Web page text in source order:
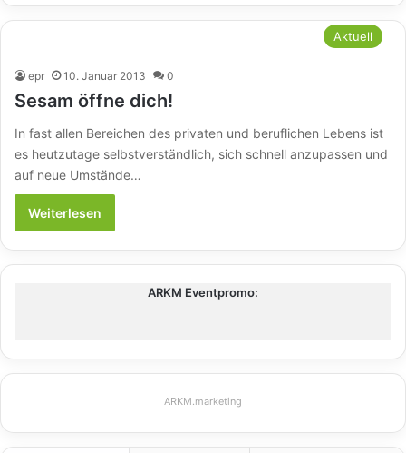
Aktuell
epr 10. Januar 2013 0
Sesam öffne dich!
In fast allen Bereichen des privaten und beruflichen Lebens ist
es heutzutage selbstverständlich, sich schnell anzupassen und
auf neue Umstände…
Weiterlesen
ARKM Eventpromo:
ARKM.marketing